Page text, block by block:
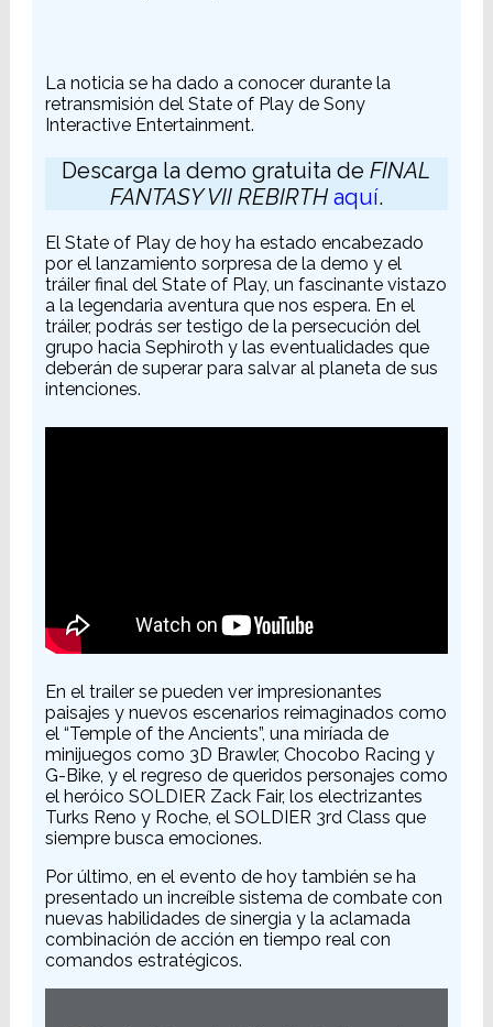
La noticia se ha dado a conocer durante la
retransmisión del State of Play de Sony
Interactive Entertainment.
Descarga la demo gratuita deFINAL
FANTASY VII REBIRTH aquí.
El State of Play de hoy ha estado encabezado
por el lanzamiento sorpresa de la demo y el
tráiler final del State of Play, un fascinante vistazo
a la legendaria aventura que nos espera. En el
tráiler, podrás ser testigo de la persecución del
grupo hacia Sephiroth y las eventualidades que
deberán de superar para salvar al planeta de sus
intenciones.
En el trailer se pueden ver impresionantes
paisajes y nuevos escenarios reimaginados como
el “Temple of the Ancients”, una miríada de
minijuegos como 3D Brawler, Chocobo Racing y
G-Bike, y el regreso de queridos personajes como
el heróico SOLDIER Zack Fair, los electrizantes
Turks Reno y Roche, el SOLDIER 3rd Class que
siempre busca emociones.
Por último, en el evento de hoy también se ha
presentado un increíble sistema de combate con
nuevas habilidades de sinergia y la aclamada
combinación de acción en tiempo real con
comandos estratégicos.